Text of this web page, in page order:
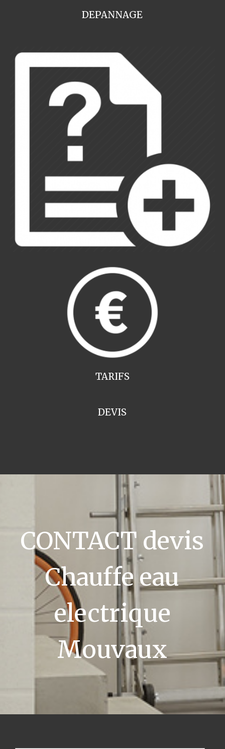
DEPANNAGE
TARIFS
DEVIS
CONTACT devis
Chauffe eau
electrique
Mouvaux